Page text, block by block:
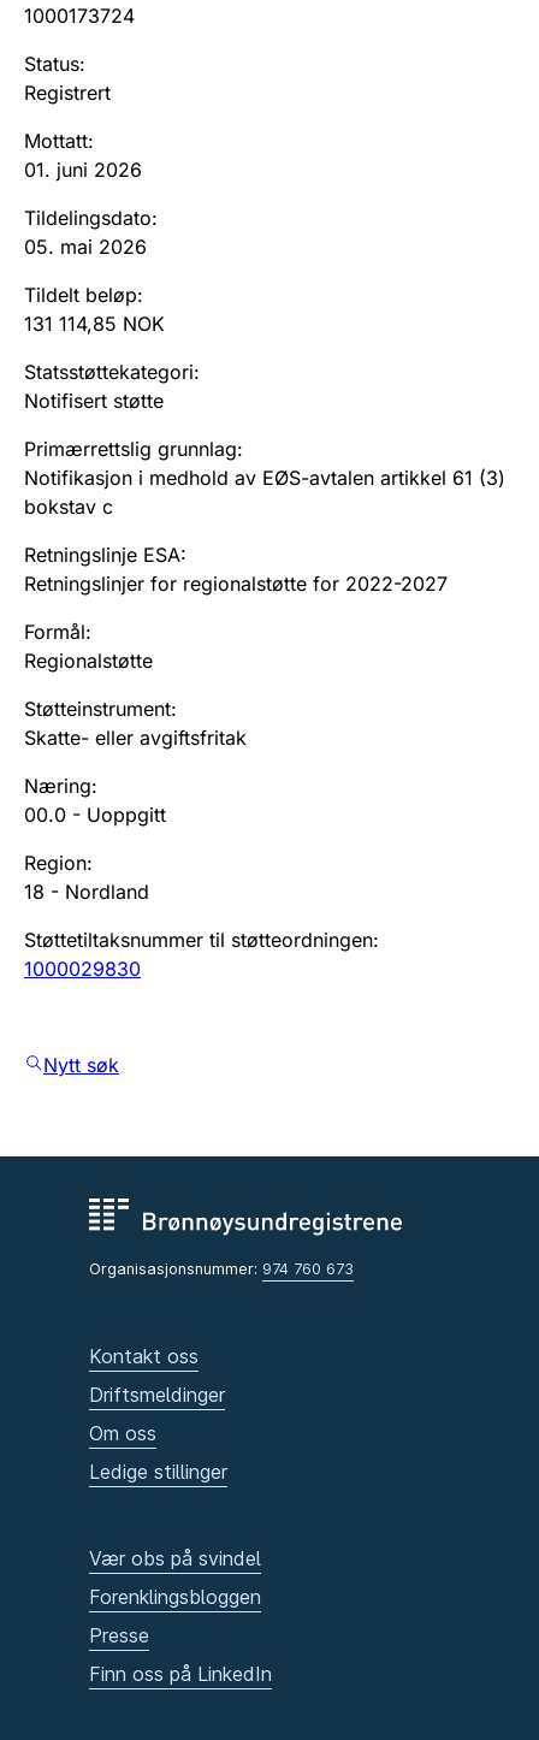
Andre tema
1000173724
Status:
Registrert
Mottatt:
01. juni 2026
Tildelingsdato:
05. mai 2026
Tildelt beløp:
131 114,85 NOK
Statsstøttekategori:
Notifisert støtte
Primærrettslig grunnlag:
Notifikasjon i medhold av EØS-avtalen artikkel 61 (3)
bokstav c
Retningslinje ESA:
Retningslinjer for regionalstøtte for 2022-2027
Formål:
Regionalstøtte
Støtteinstrument:
Skatte- eller avgiftsfritak
Næring:
00.0 - Uoppgitt
Region:
18 - Nordland
Støttetiltaksnummer til støtteordningen:
1000029830
Nytt søk
Organisasjonsnummer: 974 760 673
Kontakt oss
Driftsmeldinger
Om oss
Ledige stillinger
Vær obs på svindel
Forenklingsbloggen
Presse
Finn oss på LinkedIn